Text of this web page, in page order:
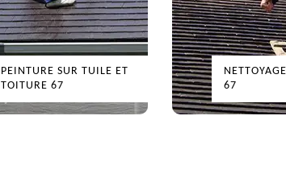
PEINTURE SUR TUILE ET
TOITURE 67
67